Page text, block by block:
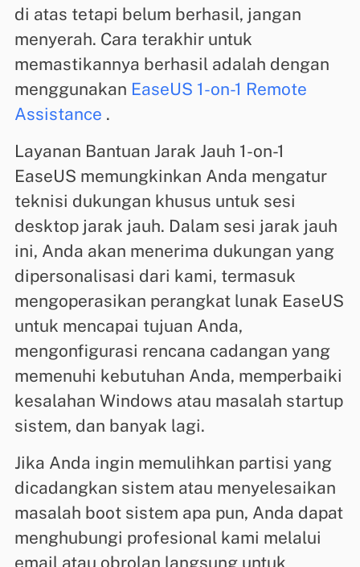
di atas tetapi belum berhasil, jangan
menyerah. Cara terakhir untuk
memastikannya berhasil adalah dengan
menggunakan EaseUS 1-on-1 Remote
Assistance .
Layanan Bantuan Jarak Jauh 1-on-1
EaseUS memungkinkan Anda mengatur
teknisi dukungan khusus untuk sesi
desktop jarak jauh. Dalam sesi jarak jauh
ini, Anda akan menerima dukungan yang
dipersonalisasi dari kami, termasuk
mengoperasikan perangkat lunak EaseUS
untuk mencapai tujuan Anda,
mengonfigurasi rencana cadangan yang
memenuhi kebutuhan Anda, memperbaiki
kesalahan Windows atau masalah startup
sistem, dan banyak lagi.
Jika Anda ingin memulihkan partisi yang
dicadangkan sistem atau menyelesaikan
masalah boot sistem apa pun, Anda dapat
menghubungi profesional kami melalui
email atau obrolan langsung untuk